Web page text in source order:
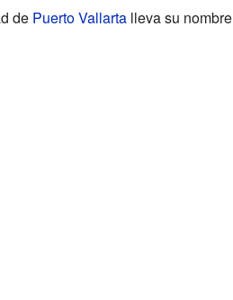
de Puerto Vallartalleva su